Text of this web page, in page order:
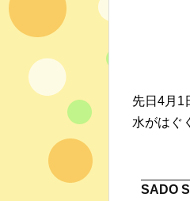
先日4月1
水がはぐ
SADO